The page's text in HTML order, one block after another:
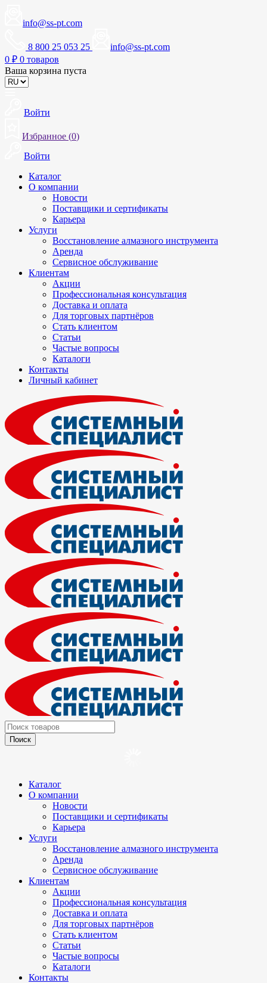
info@ss-pt.com
8 800 25 053 25
info@ss-pt.com
0 ₽ 0 товаров
Ваша корзина пуста
Войти
Избранное (0)
Войти
Каталог
О компании
Новости
Поставщики и сертификаты
Карьера
Услуги
Восстановление алмазного инструмента
Аренда
Сервисное обслуживание
Клиентам
Акции
Профессиональная консультация
Доставка и оплата
Для торговых партнёров
Стать клиентом
Статьи
Частые вопросы
Каталоги
Контакты
Личный кабинет
Каталог
О компании
Новости
Поставщики и сертификаты
Карьера
Услуги
Восстановление алмазного инструмента
Аренда
Сервисное обслуживание
Клиентам
Акции
Профессиональная консультация
Доставка и оплата
Для торговых партнёров
Стать клиентом
Статьи
Частые вопросы
Каталоги
Контакты